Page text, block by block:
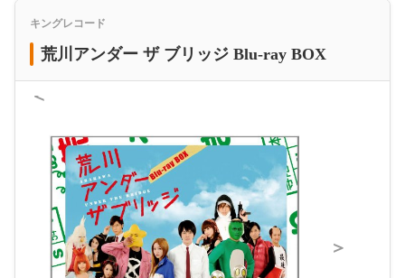
キングレコード
荒川アンダー ザ ブリッジ Blu-ray BOX
＜
＞